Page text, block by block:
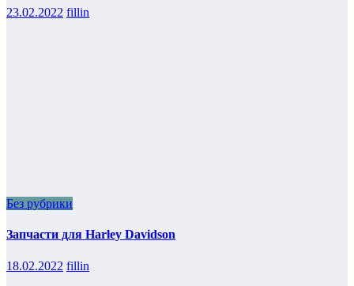
23.02.2022 fillin
Без рубрики
Запчасти для Harley Davidson
18.02.2022 fillin